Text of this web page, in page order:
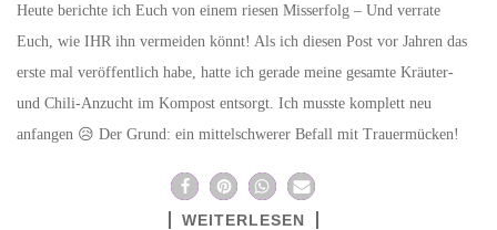
Heute berichte ich Euch von einem riesen Misserfolg – Und verrate
Euch, wie IHR ihn vermeiden könnt! Als ich diesen Post vor Jahren das
erste mal veröffentlich habe, hatte ich gerade meine gesamte Kräuter-
und Chili-Anzucht im Kompost entsorgt. Ich musste komplett neu
anfangen 😥 Der Grund: ein mittelschwerer Befall mit Trauermücken!
WEITERLESEN